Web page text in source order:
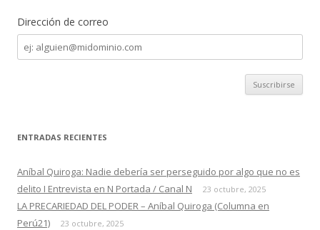
Dirección de correo
Dirección
de
correo
ENTRADAS RECIENTES
Aníbal Quiroga: Nadie debería ser perseguido por algo que no es
delito I Entrevista en N Portada / Canal N
23 octubre, 2025
LA PRECARIEDAD DEL PODER – Aníbal Quiroga (Columna en
Perú21)
23 octubre, 2025